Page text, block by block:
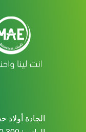
الجادة أولاد حفوز 1002 تونس البلفيدير